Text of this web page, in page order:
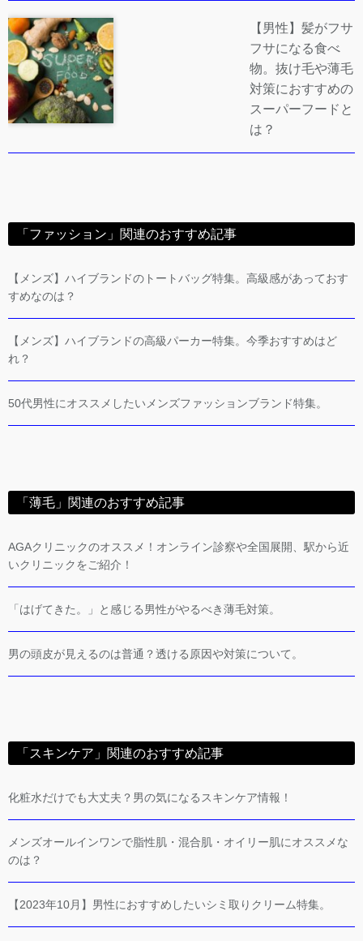
【男性】髪がフサ
フサになる食べ
物。抜け毛や薄毛
対策におすすめの
スーパーフードと
は？
「ファッション」関連のおすすめ記事
【メンズ】ハイブランドのトートバッグ特集。高級感があっておす
すめなのは？
【メンズ】ハイブランドの高級パーカー特集。今季おすすめはど
れ？
50代男性にオススメしたいメンズファッションブランド特集。
「薄毛」関連のおすすめ記事
AGAクリニックのオススメ！オンライン診察や全国展開、駅から近
いクリニックをご紹介！
「はげてきた。」と感じる男性がやるべき薄毛対策。
男の頭皮が見えるのは普通？透ける原因や対策について。
「スキンケア」関連のおすすめ記事
化粧水だけでも大丈夫？男の気になるスキンケア情報！
メンズオールインワンで脂性肌・混合肌・オイリー肌にオススメな
のは？
【2023年10月】男性におすすめしたいシミ取りクリーム特集。